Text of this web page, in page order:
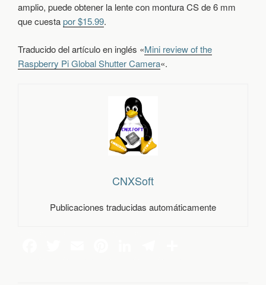
amplio, puede obtener la lente con montura CS de 6 mm
que cuestapor $15.99.
Traducido del artículo en inglés «Mini review of the
Raspberry Pi Global Shutter Camera«.
CNXSoft
Publicaciones traducidas automáticamente